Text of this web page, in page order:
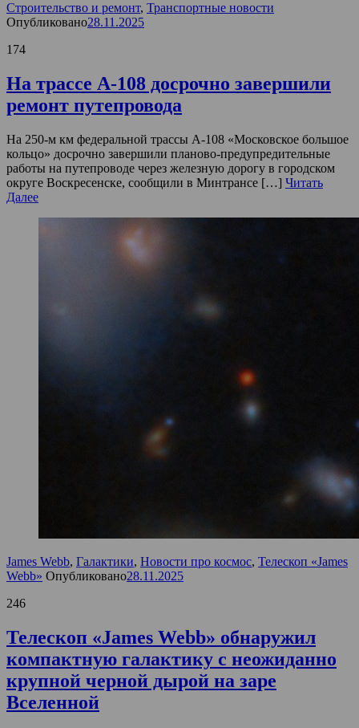
Строительство и ремонт, Транспортные новости
Опубликовано28.11.2025
174
На трассе А-108 досрочно завершили
ремонт путепровода
На 250-м км федеральной трассы А-108 «Московское большое
кольцо» досрочно завершили планово-предупредительные
работы на путепроводе через железную дорогу в городском
округе Воскресенске, сообщили в Минтрансе […] Читать
Далее
James Webb, Галактики, Новости про космос, Телескоп «James
Webb» Опубликовано28.11.2025
246
Телескоп «James Webb» обнаружил
компактную галактику с неожиданно
крупной черной дырой на заре
Вселенной